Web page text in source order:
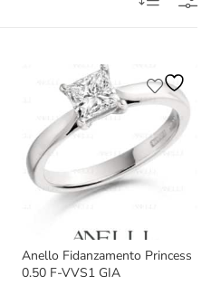
Anello Fidanzamento Princess
0.50 F-VVS1 GIA